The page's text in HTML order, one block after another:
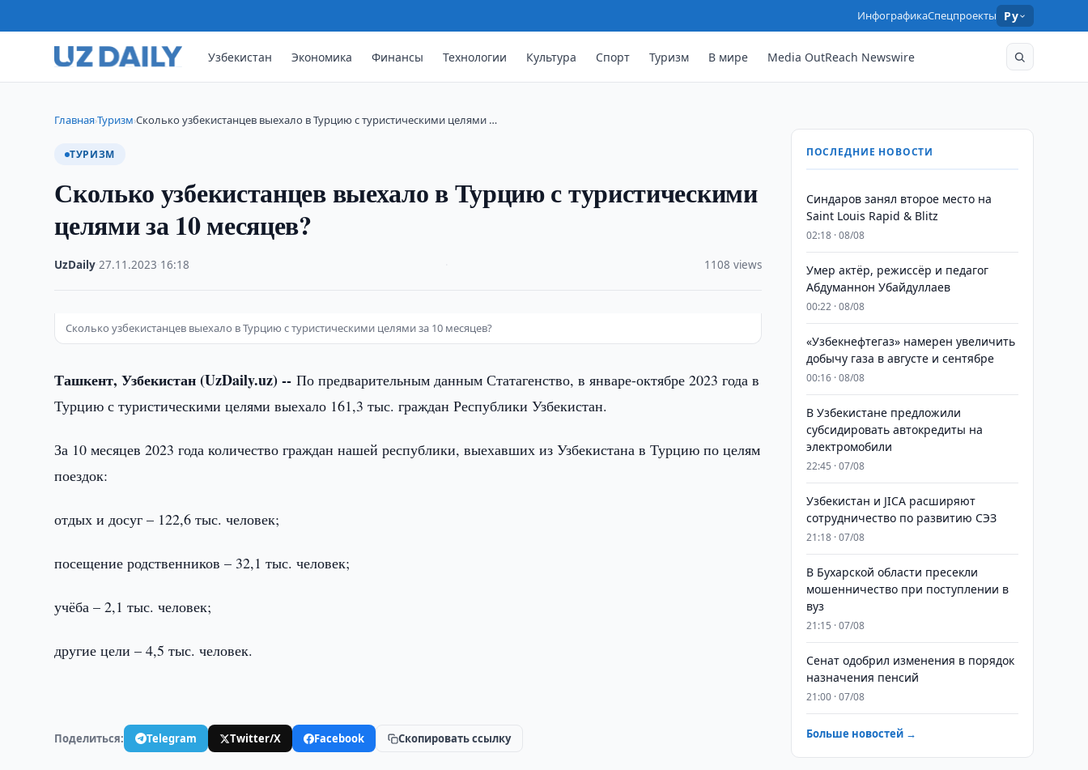
ИнфографикаСпецпроекты Ру
Узбекистан Экономика Финансы Технологии Культура Спорт Туризм В мире Media OutReach Newswire
Главная›Туризм›Сколько узбекистанцев выехало в Турцию с туристическими целями …
ТУРИЗМ
Сколько узбекистанцев выехало в Турцию с туристическими
целями за 10 месяцев?
UzDaily ·27.11.2023 16:18 1108 views
Сколько узбекистанцев выехало в Турцию с туристическими целями за 10 месяцев?
Ташкент, Узбекистан (UzDaily.uz) -- По предварительным данным Статагенство, в январе-октябре 2023 года в
Турцию с туристическими целями выехало 161,3 тыс. граждан Республики Узбекистан.
За 10 месяцев 2023 года количество граждан нашей республики, выехавших из Узбекистана в Турцию по целям
поездок:
отдых и досуг – 122,6 тыс. человек;
посещение родственников – 32,1 тыс. человек;
учёба – 2,1 тыс. человек;
другие цели – 4,5 тыс. человек.
Поделиться: Telegram Twitter/X Facebook Скопировать ссылку
ПОСЛЕДНИЕ НОВОСТИ
Синдаров занял второе место на
Saint Louis Rapid & Blitz
02:18 · 08/08
Умер актёр, режиссёр и педагог
Абдуманнон Убайдуллаев
00:22 · 08/08
«Узбекнефтегаз» намерен увеличить
добычу газа в августе и сентябре
00:16 · 08/08
В Узбекистане предложили
субсидировать автокредиты на
электромобили
22:45 · 07/08
Узбекистан и JICA расширяют
сотрудничество по развитию СЭЗ
21:18 · 07/08
В Бухарской области пресекли
мошенничество при поступлении в
вуз
21:15 · 07/08
Сенат одобрил изменения в порядок
назначения пенсий
21:00 · 07/08
Больше новостей →